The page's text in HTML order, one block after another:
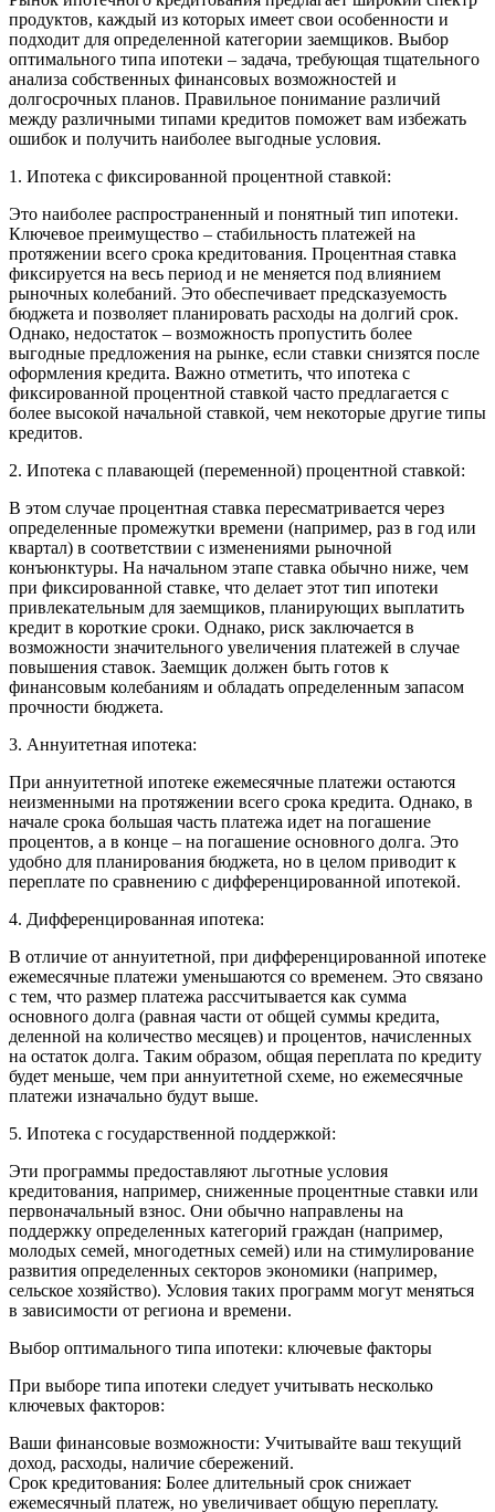
продуктов, каждый из которых имеет свои особенности и
подходит для определенной категории заемщиков. Выбор
оптимального типа ипотеки – задача, требующая тщательного
анализа собственных финансовых возможностей и
долгосрочных планов. Правильное понимание различий
между различными типами кредитов поможет вам избежать
ошибок и получить наиболее выгодные условия.
1. Ипотека с фиксированной процентной ставкой:
Это наиболее распространенный и понятный тип ипотеки.
Ключевое преимущество – стабильность платежей на
протяжении всего срока кредитования. Процентная ставка
фиксируется на весь период и не меняется под влиянием
рыночных колебаний. Это обеспечивает предсказуемость
бюджета и позволяет планировать расходы на долгий срок.
Однако, недостаток – возможность пропустить более
выгодные предложения на рынке, если ставки снизятся после
оформления кредита. Важно отметить, что ипотека с
фиксированной процентной ставкой часто предлагается с
более высокой начальной ставкой, чем некоторые другие типы
кредитов.
2. Ипотека с плавающей (переменной) процентной ставкой:
В этом случае процентная ставка пересматривается через
определенные промежутки времени (например, раз в год или
квартал) в соответствии с изменениями рыночной
конъюнктуры. На начальном этапе ставка обычно ниже, чем
при фиксированной ставке, что делает этот тип ипотеки
привлекательным для заемщиков, планирующих выплатить
кредит в короткие сроки. Однако, риск заключается в
возможности значительного увеличения платежей в случае
повышения ставок. Заемщик должен быть готов к
финансовым колебаниям и обладать определенным запасом
прочности бюджета.
3. Аннуитетная ипотека:
При аннуитетной ипотеке ежемесячные платежи остаются
неизменными на протяжении всего срока кредита. Однако, в
начале срока большая часть платежа идет на погашение
процентов, а в конце – на погашение основного долга. Это
удобно для планирования бюджета, но в целом приводит к
переплате по сравнению с дифференцированной ипотекой.
4. Дифференцированная ипотека:
В отличие от аннуитетной, при дифференцированной ипотеке
ежемесячные платежи уменьшаются со временем. Это связано
с тем, что размер платежа рассчитывается как сумма
основного долга (равная части от общей суммы кредита,
деленной на количество месяцев) и процентов, начисленных
на остаток долга. Таким образом, общая переплата по кредиту
будет меньше, чем при аннуитетной схеме, но ежемесячные
платежи изначально будут выше.
5. Ипотека с государственной поддержкой:
Эти программы предоставляют льготные условия
кредитования, например, сниженные процентные ставки или
первоначальный взнос. Они обычно направлены на
поддержку определенных категорий граждан (например,
молодых семей, многодетных семей) или на стимулирование
развития определенных секторов экономики (например,
сельское хозяйство). Условия таких программ могут меняться
в зависимости от региона и времени.
Выбор оптимального типа ипотеки: ключевые факторы
При выборе типа ипотеки следует учитывать несколько
ключевых факторов:
Ваши финансовые возможности: Учитывайте ваш текущий
доход, расходы, наличие сбережений.
Срок кредитования: Более длительный срок снижает
ежемесячный платеж, но увеличивает общую переплату.